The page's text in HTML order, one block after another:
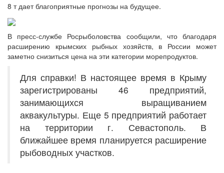
8 т дает благоприятные прогнозы на будущее.
В пресс-службе Росрыболовства сообщили, что благодаря
расширению крымских рыбных хозяйств, в России может
заметно снизиться цена на эти категории морепродуктов.
Для справки! В настоящее время в Крыму
зарегистрированы 46 предприятий,
занимающихся выращиванием
аквакультуры. Еще 5 предприятий работает
на территории г. Севастополь. В
ближайшее время планируется расширение
рыбоводных участков.